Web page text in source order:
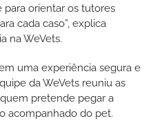
para orientar os tutores
cada caso”, explica
na WeVets.
uma experiência segura e
da WeVets reuniu as
pretende pegar a
acompanhado do pet.